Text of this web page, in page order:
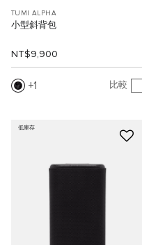
TUMI ALPHA
小型斜背包
NT$9,900
1 比較
低庫存